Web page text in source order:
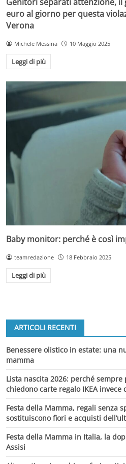
euro al giorno per questa
Verona
Michele Messina 10 Maggio 2025
Leggi di più
Baby monitor: perché è così
teamredazione 18 Febbraio 2025
Leggi di più
ARTICOLI RECENTI
Benessere olistico in estate: una
mamma
Lista nascita 2026: perché
chiedono carte regalo IKEA
Festa della Mamma, regali senza
sostituiscono fiori e acquisti
Festa della Mamma in Italia, la
Assisi